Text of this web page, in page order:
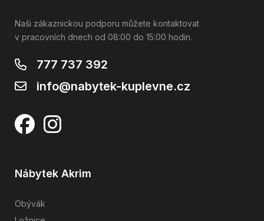
Naši zákaznickou podporu můžete kontaktovat
v pracovních dnech od 08:00 do 15:00 hodin.
777 737 392
info@nabytek-kuplevne.cz
Nábytek Akrim
Obývák